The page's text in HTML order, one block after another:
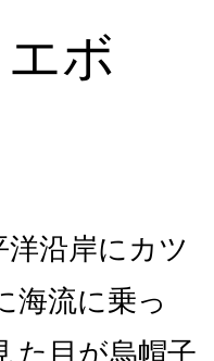
ボ
沿岸にカツ
海流に乗っ
た目が烏帽子